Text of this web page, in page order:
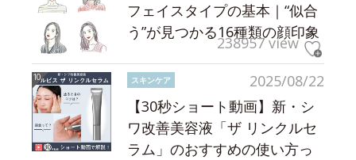
フェイスタイプの基本｜“似合
う”が見つかる16種類の顔印象
238957 view
2025/08/22
スキンケア
【30秒ショート動画】新・シ
ワ改善美容液「ザ リンクルセ
ラム」のおすすめの使い方っ